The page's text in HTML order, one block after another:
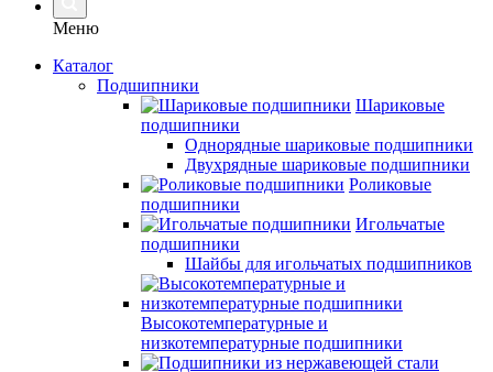
Меню
Каталог
Подшипники
Шариковые
подшипники
Однорядные шариковые подшипники
Двухрядные шариковые подшипники
Роликовые
подшипники
Игольчатые
подшипники
Шайбы для игольчатых подшипников
Высокотемпературные и
низкотемпературные подшипники